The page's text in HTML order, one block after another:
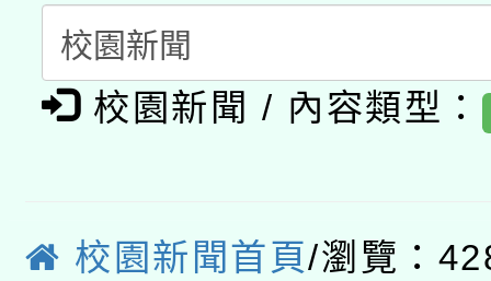
「數位內容與教學軟體
pilot」
有關大陸委員會函釋公
薪期間赴陸應申請許可
轉知經濟部水利署委託
用水績優單位及節水達
桃園市孔廟祈福系列
2026年桃園地景藝術
校園新聞 / 內容類型：
校園新聞首頁/瀏覽：